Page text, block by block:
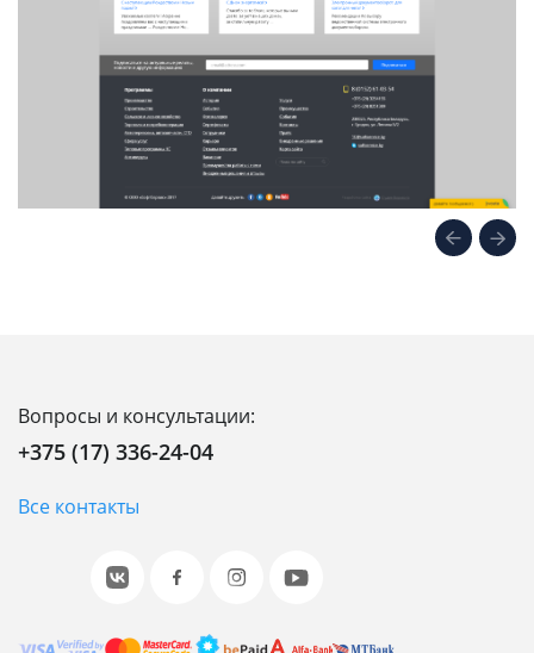
Вопросы и консультации:
+375 (17) 336-24-04
Все контакты